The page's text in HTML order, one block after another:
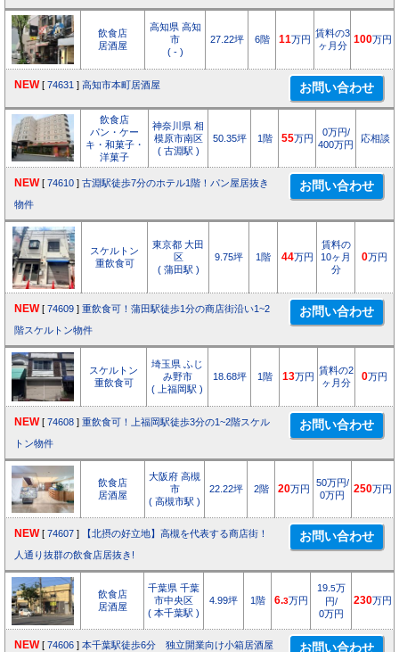
飲食店
居酒屋
高知県 高知
市
( - )
27.22坪 6階 11万円
賃料の3
ヶ月分
100万円
NEW [ 74631 ] 高知市本町居酒屋
飲食店
パン・ケー
キ・和菓子・
洋菓子
神奈川県 相
模原市南区
( 古淵駅 )
50.35坪 1階 55万円
0万円/
400万円
応相談
NEW [ 74610 ] 古淵駅徒歩7分のホテル1階！パン屋居抜き
物件
スケルトン
重飲食可
東京都 大田
区
( 蒲田駅 )
9.75坪 1階 44万円
賃料の
10ヶ月
分
0万円
NEW [ 74609 ] 重飲食可！蒲田駅徒歩1分の商店街沿い1~2
階スケルトン物件
スケルトン
重飲食可
埼玉県 ふじ
み野市
( 上福岡駅 )
18.68坪 1階 13万円
賃料の2
ヶ月分
0万円
NEW [ 74608 ] 重飲食可！上福岡駅徒歩3分の1~2階スケル
トン物件
飲食店
居酒屋
大阪府 高槻
市
( 高槻市駅 )
22.22坪 2階 20万円
50万円/
0万円
250万円
NEW [ 74607 ]
【北摂の好立地】高槻を代表する商店街！
人通り抜群の飲食店居抜き!
飲食店
居酒屋
千葉県 千葉
市中央区
( 本千葉駅 )
4.99坪 1階 6.3万円
19.5万
円/
0万円
230万円
NEW [ 74606 ] 本千葉駅徒歩6分 独立開業向け小箱居酒屋